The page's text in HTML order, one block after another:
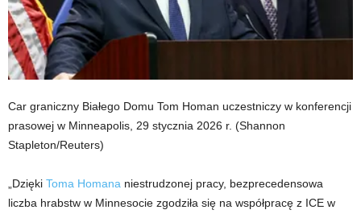
Car graniczny Białego Domu Tom Homan uczestniczy w konferencji
prasowej w Minneapolis, 29 stycznia 2026 r. (Shannon
Stapleton/Reuters)
„Dzięki Toma Homana niestrudzonej pracy, bezprecedensowa
liczba hrabstw w Minnesocie zgodziła się na współpracę z ICE w